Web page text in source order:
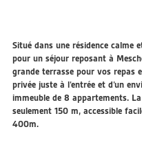
Situé dans une résidence calme
pour un séjour reposant à
grande terrasse pour vos repas
privée juste à l’entrée et d’un
immeuble de 8 appartements.
seulement 150 m, accessible
400m.